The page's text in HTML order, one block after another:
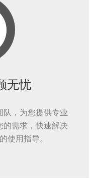
无忧
队，为您提供专业
的需求，快速解决
使用指导。